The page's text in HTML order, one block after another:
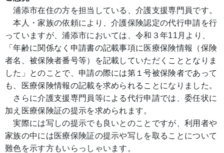
浦添市在住の方を担当している、介護支援専門員です。
本人・家族の依頼により、介護保険認定の代行申請を行
っていますが、浦添市においては、令和３年11月より、
「年齢に関係なく申請書の記載事項に医療保険情報（保険
者名、被保険者番号等）を記載していただくこととなりま
した」とのことで、申請の際には第１号被保険者であって
も、医療保険情報の記載を求められることになりました。
さらに介護支援専門員等による代行申請では、委任状に
加え医療保険証の提示を求められます。
実際には写しの提示でも良いとのことですが、利用者や
家族の中には医療保険証の提示や写しを取ることについて
難色を示す方もいらっしゃいます。